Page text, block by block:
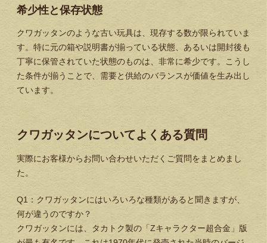
希少性と保存状態
クワガッタンのような古い玩具は、現存する数が限られていま
す。特に元の箱や説明書が揃っている状態、あるいは開封後も
丁寧に保管されていた状態のものは、非常に希少です。こうし
た条件が揃うことで、需要と供給のバランスが価値を生み出し
ています。
クワガッタンについてよくある質問
実際にお客様からお問い合わせいただくご質問をまとめまし
た。
Q1：クワガッタンにはいろいろな種類があると聞きますが、
何が違うのですか？
クワガッタンには、タカトク製の「Zキャラクター超合金」版